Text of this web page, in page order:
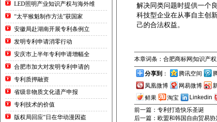
LED照明产业知识产权与海外维
“太平猴魁制作方法”获国家
安徽局赴湖南开展专利条例立
发明专利申请消零行动
安庆市上半年专利申请增幅全
合肥市加大对发明专利申请的
专利质押融资
省级非物质文化遗产申报
专利技术的价值
版权局回应“日在华动漫因盗
解决同类问题时提供一个
科技型企业在从事自主创
己的合法权益。
本章词条：合肥商标网|知识产
分享到 ： 腾讯空间
凤凰微博
网易微博
鲜果
淘宝
Linkedin
前一篇：专利打造快乐圣诞
后一篇：欧盟和韩国自由贸易